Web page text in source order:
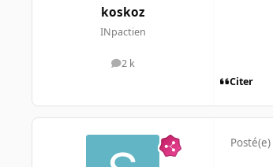
koskoz
INpactien
2 k
messages
Citer
Posté(e)